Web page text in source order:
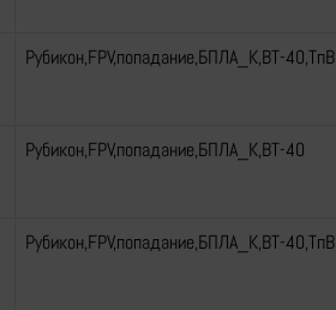
Рубикон,FPV,попадание,БПЛА_К,ВТ-40,ТпВ
Рубикон,FPV,попадание,БПЛА_К,ВТ-40
Рубикон,FPV,попадание,БПЛА_К,ВТ-40,ТпВ